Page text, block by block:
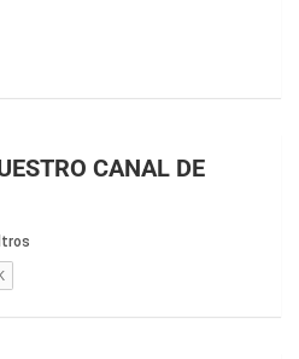
CANAL DE